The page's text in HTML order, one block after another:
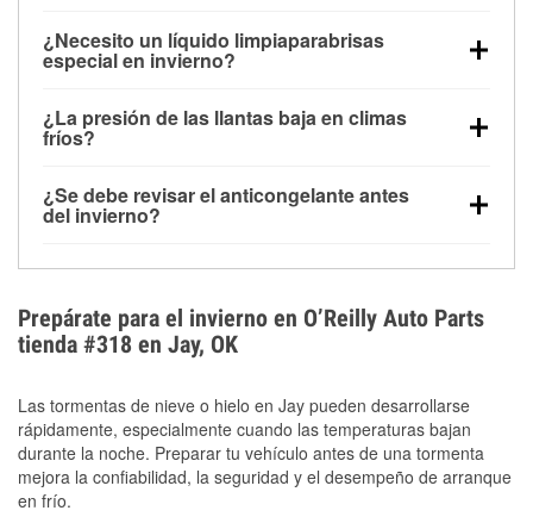
debajo de los 32 °F y puede perder hasta la mitad de
su potencia de arranque cerca de los 0 °F, lo que
arranque.
¿Necesito un líquido limpiaparabrisas
especial en invierno?
la congelación y ayuda a disolver la sal y la nieve
derretida en la carretera para mejorar la visibilidad.
¿La presión de las llantas baja en climas
fríos?
alrededor de 1 PSI por cada 10 °F que baja la
temperatura. Puedes obtener más información sobre
¿Se debe revisar el anticongelante antes
del invierno?
el sobrecalentamiento en condiciones de frío
extremo. Aprende cómo comprobar la protección
anticongelante en nuestra sección How-To.
Prepárate para el invierno en O’Reilly Auto Parts
tienda #318 en Jay, OK
Las tormentas de nieve o hielo en Jay pueden desarrollarse
rápidamente, especialmente cuando las temperaturas bajan
durante la noche. Preparar tu vehículo antes de una tormenta
mejora la confiabilidad, la seguridad y el desempeño de arranque
en frío.